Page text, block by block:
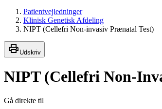
Patientvejledninger
Klinisk Genetisk Afdeling
NIPT (Cellefri Non-invasiv Prænatal Test)
Udskriv
NIPT (Cellefri Non-
Gå direkte til